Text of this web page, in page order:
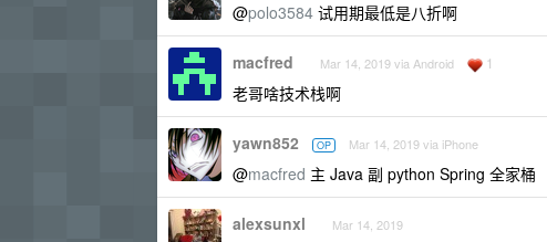
@polo3584 试用期最低是八折啊
macfred Mar 14, 2019 via Android 1
老哥啥技术栈啊
yawn852 OP Mar 14, 2019 via iPhone
@macfred 主 Java 副 python Spring 全家桶
alexsunxl Mar 14, 2019